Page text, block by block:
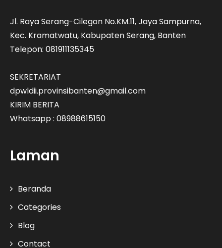
Jl. Raya Serang-Cilegon No.KM.11, Jaya Sampurna,
Kec. Kramatwatu, Kabupaten Serang, Banten
Telepon: 081911135345
SEKRETARIAT
dpwldii.provinsibanten@gmail.com
KIRIM BERITA
Whatsapp : 08988615150
Laman
Beranda
Categories
Blog
Contact